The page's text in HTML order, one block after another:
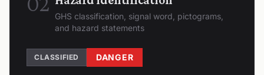
GHS classification, signal word, pictograms,
and hazard statements
CLASSIFIED DANGER